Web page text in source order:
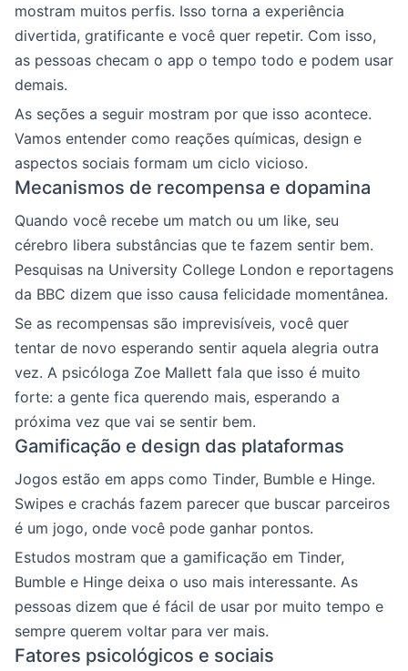
mostram muitos perfis. Isso torna a experiência
divertida, gratificante e você quer repetir. Com isso,
as pessoas checam o app o tempo todo e podem usar
demais.
As seções a seguir mostram por que isso acontece.
Vamos entender como reações químicas, design e
aspectos sociais formam um ciclo vicioso.
Mecanismos de recompensa e dopamina
Quando você recebe um match ou um like, seu
cérebro libera substâncias que te fazem sentir bem.
Pesquisas na University College London e reportagens
da BBC dizem que isso causa felicidade momentânea.
Se as recompensas são imprevisíveis, você quer
tentar de novo esperando sentir aquela alegria outra
vez. A psicóloga Zoe Mallett fala que isso é muito
forte: a gente fica querendo mais, esperando a
próxima vez que vai se sentir bem.
Gamificação e design das plataformas
Jogos estão em apps como Tinder, Bumble e Hinge.
Swipes e crachás fazem parecer que buscar parceiros
é um jogo, onde você pode ganhar pontos.
Estudos mostram que a gamificação em Tinder,
Bumble e Hinge deixa o uso mais interessante. As
pessoas dizem que é fácil de usar por muito tempo e
sempre querem voltar para ver mais.
Fatores psicológicos e sociais